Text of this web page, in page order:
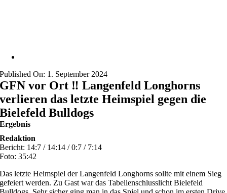
Published On: 1. September 2024
GFN vor Ort ‼️ Langenfeld Longhorns
verlieren das letzte Heimspiel gegen die
Bielefeld Bulldogs
Ergebnis
Redaktion
Bericht: 14:7 / 14:14 / 0:7 / 7:14
Foto: 35:42
Das letzte Heimspiel der Langenfeld Longhorns sollte mit einem Sieg
gefeiert werden. Zu Gast war das Tabellenschlusslicht Bielefeld